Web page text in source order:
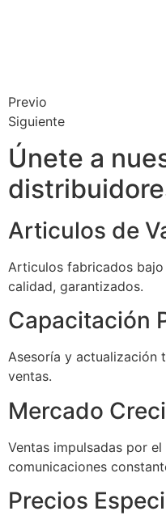
Previo
Siguiente
Únete a
Articulos de
Articulos fabricados
calidad, garantizados.
Capacitación
Asesoría y actualización
ventas.
Mercado
Ventas impulsadas por
comunicaciones
Precios